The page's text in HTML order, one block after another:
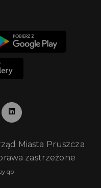
Miasta Pruszcza
zastrzeżone
qb